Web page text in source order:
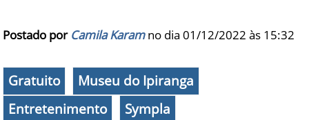
Postado por Camila Karamno dia 01/12/2022 às 15:32
Gratuito
Museu do Ipiranga
Entretenimento
Sympla